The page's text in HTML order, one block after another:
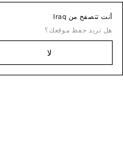
أنت تتصفح من Iraq
هل تريد حفظ موقعك؟
لا